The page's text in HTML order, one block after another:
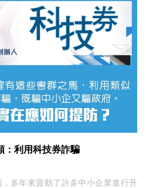
：利用科技券詐騙
多年來資助了許多中小企業進行升